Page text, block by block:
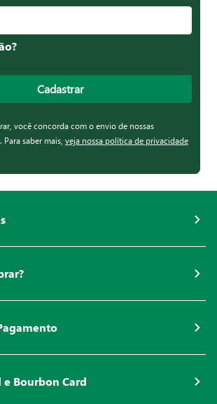
Cadastrar
você concorda com o envio de nossas
saber mais, veja nossa política de privacidade
Bourbon Card